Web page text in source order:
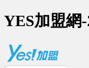
YES加盟網